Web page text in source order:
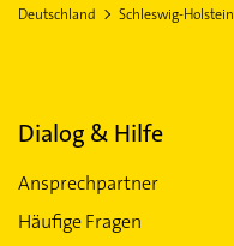
Deutschland Schleswig-Holstein
Dialog & Hilfe
Ansprechpartner
Häufige Fragen